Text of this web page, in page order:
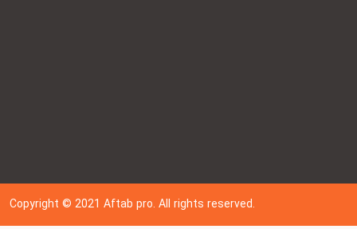
Copyright © 202 1Aftab pro. All rights reserved.